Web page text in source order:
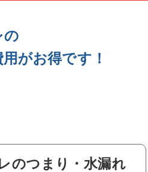
の
がお得です！
のつまり・水漏れ